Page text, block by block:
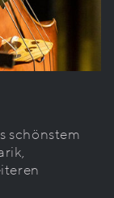
schönstem